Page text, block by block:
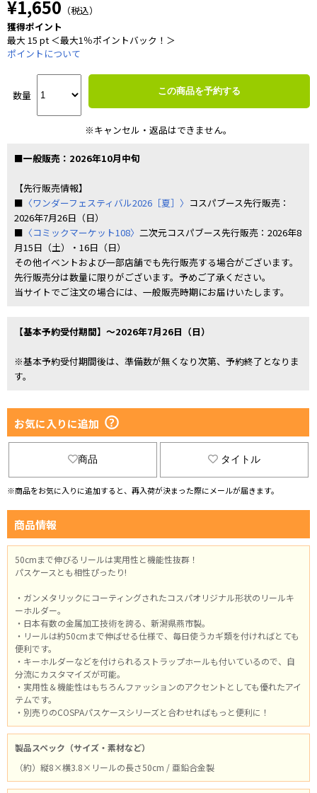
¥1,650 （税込）
獲得ポイント
最大 15 pt ＜最大1％ポイントバック！＞
ポイントについて
数量 この商品を予約する
※キャンセル・返品はできません。
■一般販売：2026年10月中旬
【先行販売情報】
■ 〈ワンダーフェスティバル2026［夏］〉 コスパブース先行販売：
2026年7月26日（日）
■ 〈コミックマーケット108〉 二次元コスパブース先行販売：2026年8
月15日（土）・16日（日）
その他イベントおよび一部店舗でも先行販売する場合がございます。
先行販売分は数量に限りがございます。予めご了承ください。
当サイトでご注文の場合には、一般販売時期にお届けいたします。
【基本予約受付期間】～2026年7月26日（日）
※基本予約受付期間後は、準備数が無くなり次第、予約終了となりま
す。
お気に入りに追加
商品 タイトル
※商品をお気に入りに追加すると、再入荷が決まった際にメールが届きます。
商品情報
50cmまで伸びるリールは実用性と機能性抜群！
パスケースとも相性ぴったり!
・ガンメタリックにコーティングされたコスパオリジナル形状のリールキ
ーホルダー。
・日本有数の金属加工技術を誇る、新潟県燕市製。
・リールは約50cmまで伸ばせる仕様で、毎日使うカギ類を付ければとても
便利です。
・キーホルダーなどを付けられるストラップホールも付いているので、自
分流にカスタマイズが可能。
・実用性＆機能性はもちろんファッションのアクセントとしても優れたアイ
テムです。
・別売りのCOSPAパスケースシリーズと合わせればもっと便利に！
製品スペック（サイズ・素材など）
（約）縦8×横3.8×リールの長さ50cm / 亜鉛合金製